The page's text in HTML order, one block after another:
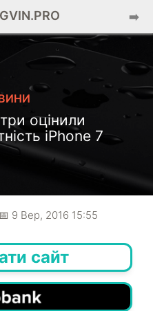
➡️
оцінили
iPhone 7
📅 9 Вер, 2016 15:55
сайт